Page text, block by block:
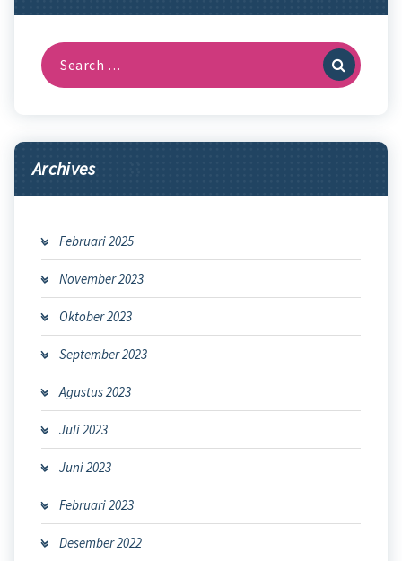
Search
for:
Archives
Februari 2025
November 2023
Oktober 2023
September 2023
Agustus 2023
Juli 2023
Juni 2023
Februari 2023
Desember 2022